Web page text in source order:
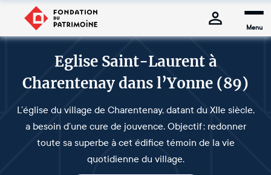
Menu
Eglise Saint-Laurent à
Charentenay dans l’Yonne (89)
L’église du village de Charentenay, datant du XIIe siècle,
a besoin d’une cure de jouvence. Objectif : redonner
toute sa superbe à cet édifice témoin de la vie
quotidienne du village.